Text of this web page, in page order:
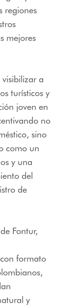
regiones
mejores
a
turísticos y
joven en
no
sino
como un
y una
del
de
Fontur,
formato
y